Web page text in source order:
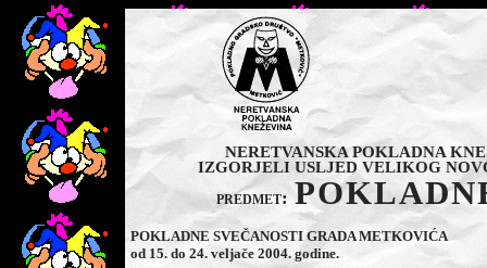
NERETVANSKA POKLADNA
IZGORJELI USLJED VELIKOG
predmet:
POKLADNE SVEČANOSTI GRADA METKOVIĆA
od 15. do 24. veljače 2004. godine.